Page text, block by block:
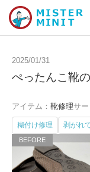
ミスターミニットに
修理サービス・料金
スーツケース修理
スニーカー修理
2025/01/31
ぺったんこ靴
アイテム： 靴修理サー
糊付け修理 剥がれ